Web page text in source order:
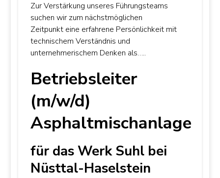
Zur Verstärkung unseres Führungsteams
suchen wir zum nächstmöglichen
Zeitpunkt eine erfahrene Persönlichkeit mit
technischem Verständnis und
unternehmerischem Denken als…..
Betriebsleiter
(m/w/d)
Asphaltmischanlage
für das Werk Suhl bei
Nüsttal-Haselstein